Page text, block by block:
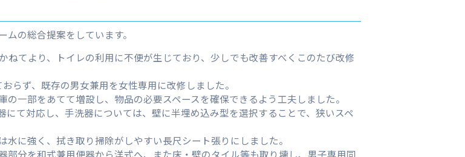
の総合提案をしています。
ねてより、トイレの利用に不便が生じており、少しでも改善すべくこのたび改修
らず、既存の男女兼用を女性専用に改修しました。
一部をあてて増設し、物品の必要スペースを確保できるよう工夫しました。
て対応し、手洗器については、壁に半埋め込み型を選択することで、狭いスペ
に強く、拭き取り掃除がしやすい長尺シート張りにしました。
分を和式兼用便器から洋式へ、また床・壁のタイル等も取り壊し、男子専用同